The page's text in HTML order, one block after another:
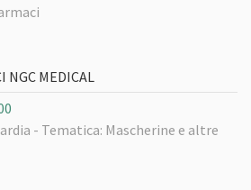
NGC MEDICAL
- Tematica: Mascherine e altre